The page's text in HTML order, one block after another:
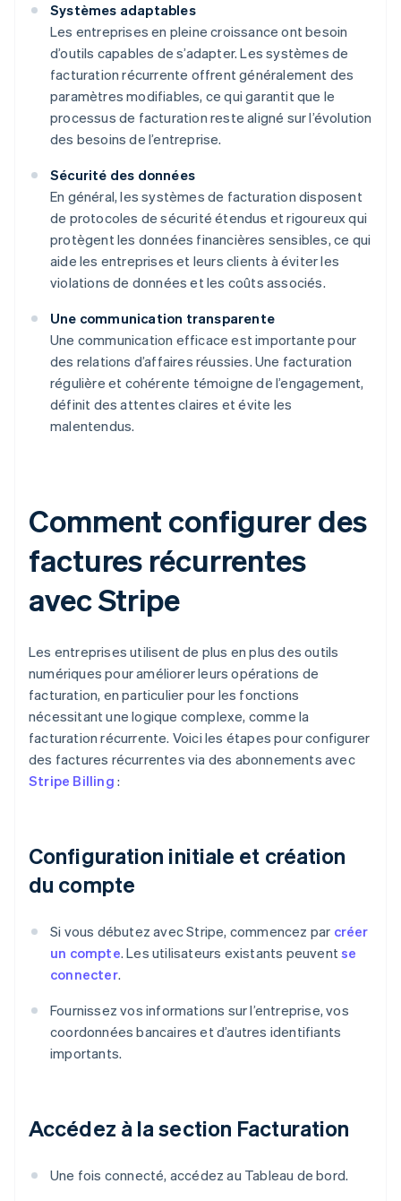
Systèmes adaptables
Les entreprises en pleine croissance ont besoin
d’outils capables de s’adapter. Les systèmes de
facturation récurrente offrent généralement des
paramètres modifiables, ce qui garantit que le
processus de facturation reste aligné sur l’évolution
des besoins de l’entreprise.
Sécurité des données
En général, les systèmes de facturation disposent
de protocoles de sécurité étendus et rigoureux qui
protègent les données financières sensibles, ce qui
aide les entreprises et leurs clients à éviter les
violations de données et les coûts associés.
Une communication transparente
Une communication efficace est importante pour
des relations d’affaires réussies. Une facturation
régulière et cohérente témoigne de l’engagement,
définit des attentes claires et évite les
malentendus.
Comment configurer des
factures récurrentes
avec Stripe
Les entreprises utilisent de plus en plus des outils
numériques pour améliorer leurs opérations de
facturation, en particulier pour les fonctions
nécessitant une logique complexe, comme la
facturation récurrente. Voici les étapes pour configurer
des factures récurrentes via des abonnements avec
Stripe Billing :
Configuration initiale et création
du compte
Si vous débutez avec Stripe, commencez par créer
un compte. Les utilisateurs existants peuventse
connecter.
Fournissez vos informations sur l’entreprise, vos
coordonnées bancaires et d’autres identifiants
importants.
Accédez à la section Facturation
Une fois connecté, accédez au Tableau de bord.